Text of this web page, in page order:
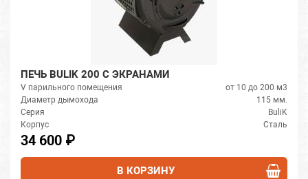
ПЕЧЬ BULIK 200 С ЭКРАНАМИ
V парильного помещения
от 10 до 200 м3
Диаметр дымохода
115 мм.
Серия
BuliK
Корпус
Сталь
34 600 ₽
В КОРЗИНУ